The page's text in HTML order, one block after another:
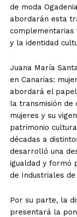
de moda
abordarán esta
complementarias
y la identidad
Juana María
en Canarias:
abordará el
la transmisión de
mujeres y su
patrimonio
décadas a
desarrolló una
igualdad y formó
de Industriales de
Por su parte, la
presentará la